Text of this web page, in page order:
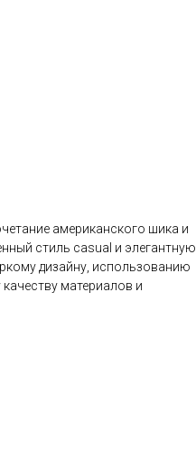
американского шика и
стиль casual и элегантную
дизайну, использованию
материалов и